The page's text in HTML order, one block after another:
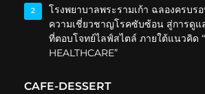
2
โรงพยาบาลพระรามเก้า ฉลองครบร
ความเชี่ยวชาญโรคซับซ้อน สู่การดูแ
ที่ตอบโจทย์ไลฟ์สไตล์ ภายใต้แนวคิด
HEALTHCARE”
CAFE-DESSERT